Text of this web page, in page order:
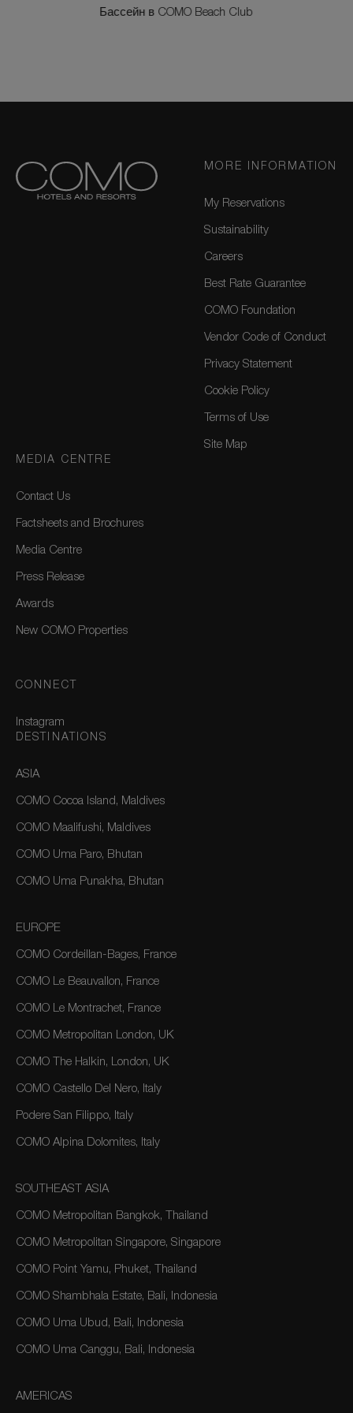
Бассейн в COMO Beach Club
MORE INFORMATION
My Reservations
Sustainability
Careers
Best Rate Guarantee
COMO Foundation
Vendor Code of Conduct
Privacy Statement
Cookie Policy
Terms of Use
Site Map
MEDIA CENTRE
Contact Us
Factsheets and Brochures
Media Centre
Press Release
Awards
New COMO Properties
CONNECT
Instagram
DESTINATIONS
ASIA
COMO Cocoa Island, Maldives
COMO Maalifushi, Maldives
COMO Uma Paro, Bhutan
COMO Uma Punakha, Bhutan
EUROPE
COMO Cordeillan-Bages, France
COMO Le Beauvallon, France
COMO Le Montrachet, France
COMO Metropolitan London, UK
COMO The Halkin, London, UK
COMO Castello Del Nero, Italy
Podere San Filippo, Italy
COMO Alpina Dolomites, Italy
SOUTHEAST ASIA
COMO Metropolitan Bangkok, Thailand
COMO Metropolitan Singapore, Singapore
COMO Point Yamu, Phuket, Thailand
COMO Shambhala Estate, Bali, Indonesia
COMO Uma Ubud, Bali, Indonesia
COMO Uma Canggu, Bali, Indonesia
AMERICAS